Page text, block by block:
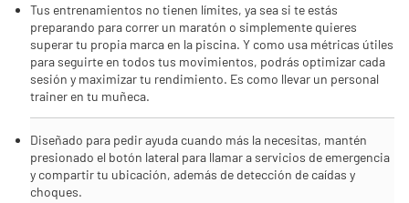
Tus entrenamientos no tienen límites, ya sea si te estás
preparando para correr un maratón o simplemente quieres
superar tu propia marca en la piscina. Y como usa métricas útiles
para seguirte en todos tus movimientos, podrás optimizar cada
sesión y maximizar tu rendimiento. Es como llevar un personal
trainer en tu muñeca.
Diseñado para pedir ayuda cuando más la necesitas, mantén
presionado el botón lateral para llamar a servicios de emergencia
y compartir tu ubicación, además de detección de caídas y
choques.